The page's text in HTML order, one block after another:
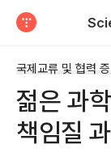
국제교류 및 협력
젊은 과
책임질